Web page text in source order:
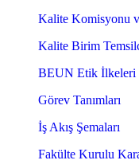
Kalite Komisyonu
Kalite Birim
BEUN Etik İlkeleri
Görev Tanımları
İş Akış Şemaları
Fakülte Kurulu